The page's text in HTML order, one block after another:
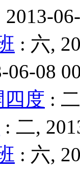
2013-
: 六,
06-08
四度 :
: 二,
: 六,